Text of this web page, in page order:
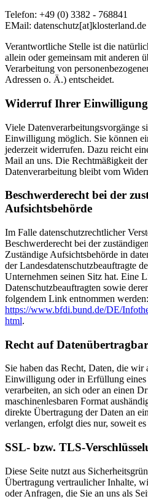
Telefon: +49 (0) 3382 - 768841
EMail: datenschutz[at]klosterland.de
Verantwortliche Stelle ist die
allein oder gemeinsam mit anderen
Verarbeitung von
Adressen o. Ä.) entscheidet.
Widerruf Ihrer
Viele Datenverarbeitungsvorgänge
Einwilligung möglich. Sie können
jederzeit widerrufen. Dazu reicht
Mail an uns. Die Rechtmäßigkeit
Datenverarbeitung bleibt vom
Beschwerderecht bei der
Aufsichtsbehörde
Im Falle datenschutzrechtlicher
Beschwerderecht bei der
Zuständige Aufsichtsbehörde in
der Landesdatenschutzbeauftragte
Unternehmen seinen Sitz hat. Eine
Datenschutzbeauftragten sowie
folgendem Link entnommen werden:
https://www.bfdi.bund.de/DE/
html.
Recht auf
Sie haben das Recht, Daten, die
Einwilligung oder in Erfüllung eines
verarbeiten, an sich oder an einen
maschinenlesbaren Format
direkte Übertragung der Daten an
verlangen, erfolgt dies nur, soweit
SSL- bzw. TLS-
Diese Seite nutzt aus
Übertragung vertraulicher Inhalte,
oder Anfragen, die Sie an uns als